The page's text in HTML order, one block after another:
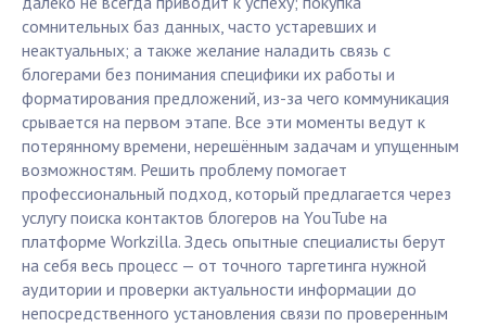
сомнительных баз данных, часто устаревших и
неактуальных; а также желание наладить связь с
блогерами без понимания специфики их работы и
форматирования предложений, из-за чего коммуникация
срывается на первом этапе. Все эти моменты ведут к
потерянному времени, нерешённым задачам и упущенным
возможностям. Решить проблему помогает
профессиональный подход, который предлагается через
услугу поиска контактов блогеров на YouTube на
платформе Workzilla. Здесь опытные специалисты берут
на себя весь процесс — от точного таргетинга нужной
аудитории и проверки актуальности информации до
непосредственного установления связи по проверенным